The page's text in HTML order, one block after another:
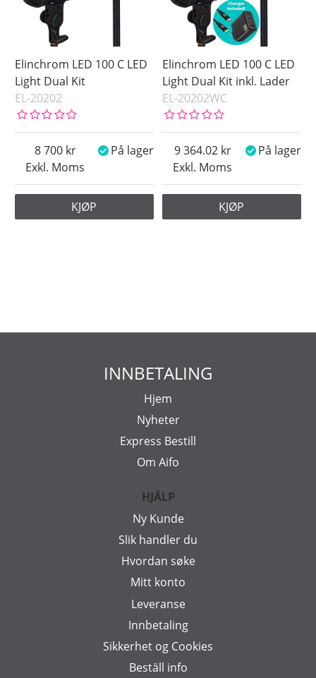
Elinchrom LED 100 C LED
Light Dual Kit
EL-20202
Exkl. Moms
8 700 På lager
KJØP
Elinchrom LED 100 C LED
Light Dual Kit inkl. Lader
EL-20202WC
Exkl. Moms
9 364.02 På lager
KJØP
INNBETALING
Hjem
Nyheter
Express Bestill
Om Aifo
HJÄLP
Ny Kunde
Slik handler du
Hvordan søke
Mitt konto
Leveranse
Innbetaling
Sikkerhet og Cookies
Beställ info